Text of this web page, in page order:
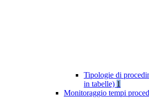
Tipologie di
in tabelle) 1
Monitoraggio tempi